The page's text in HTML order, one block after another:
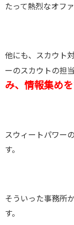
たって熱烈なオフ
他にも、スカウト
ーのスカウトの担
み、情報集め
スウィートパワー
す。
そういった事務所
す。